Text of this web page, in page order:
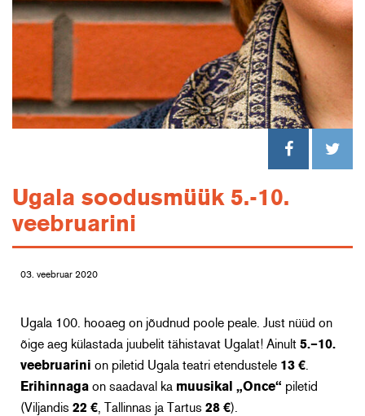
Ugala soodusmüük 5.-10.
veebruarini
03. veebruar 2020
Ugala 100. hooaeg on jõudnud poole peale. Just nüüd on
õige aeg külastada juubelit tähistavat Ugalat! Ainult 5.–10.
veebruarini on piletid Ugala teatri etendustele 13 €
Erihinnaga on saadaval ka muusikal „Once“ piletid
(Viljandis 22 € , Tallinnas ja Tartus 28 €).